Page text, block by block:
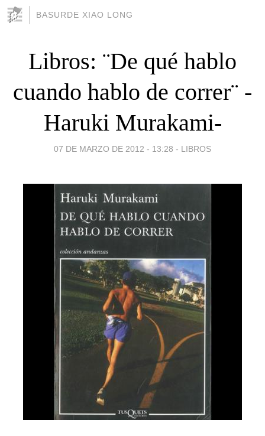
BASURDE XIAO LONG
Libros: ¨De qué hablo
cuando hablo de correr¨ -
Haruki Murakami-
07 DE MARZO DE 2012 - 13:28 - LIBROS